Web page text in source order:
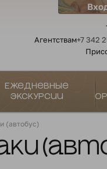
Агентствам+7 342
Ежедневные
экскурсии
(автобус)